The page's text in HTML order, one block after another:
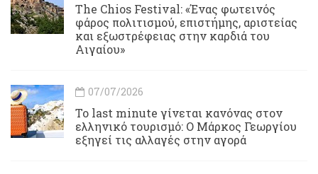
Τhe Chios Festival: «Ένας φωτεινός
φάρος πολιτισμού, επιστήμης, αριστείας
και εξωστρέφειας στην καρδιά του
Αιγαίου»
07/07/2026
Το last minute γίνεται κανόνας στον
ελληνικό τουρισμό: Ο Μάρκος Γεωργίου
εξηγεί τις αλλαγές στην αγορά